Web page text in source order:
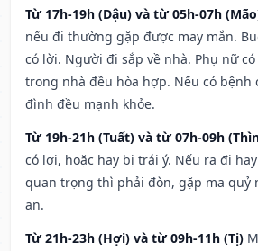
Từ 17h-19h (Dậu) và từ 05h-07h
nếu đi thường gặp được may mắn.
có lời. Người đi sắp về nhà. Phụ nữ
trong nhà đều hòa hợp. Nếu có bệnh
đình đều mạnh khỏe.
Từ 19h-21h (Tuất) và từ 07h-09h
có lợi, hoặc hay bị trái ý. Nếu ra đi
quan trọng thì phải đòn, gặp ma quỷ
an.
Từ 21h-23h (Hợi) và từ 09h-11h (Tị)